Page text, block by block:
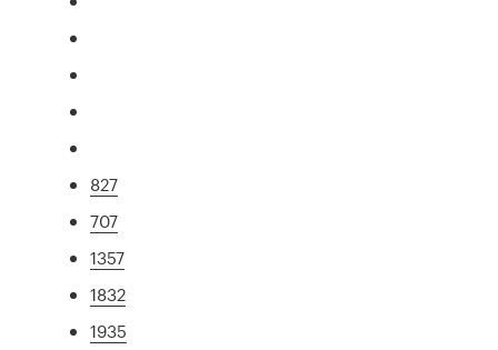
827
707
1357
1832
1935